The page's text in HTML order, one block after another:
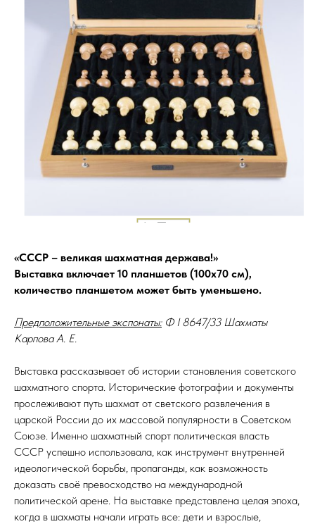
«СССР – великая шахматная держава!»
Выставка включает 10 планшетов (100х70 см),
количество планшетом может быть уменьшено.
Предположительные экспонаты:Ф I 8647/33 Шахматы
Карпова А. Е.
Выставка рассказывает об истории становления советского
шахматного спорта. Исторические фотографии и документы
прослеживают путь шахмат от светского развлечения в
царской России до их массовой популярности в Советском
Союзе. Именно шахматный спорт политическая власть
СССР успешно использовала, как инструмент внутренней
идеологической борьбы, пропаганды, как возможность
доказать своё превосходство на международной
политической арене. На выставке представлена целая эпоха,
когда в шахматы начали играть все: дети и взрослые,